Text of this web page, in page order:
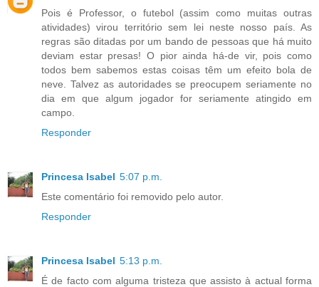
Pois é Professor, o futebol (assim como muitas outras
atividades) virou território sem lei neste nosso país. As
regras são ditadas por um bando de pessoas que há muito
deviam estar presas! O pior ainda há-de vir, pois como
todos bem sabemos estas coisas têm um efeito bola de
neve. Talvez as autoridades se preocupem seriamente no
dia em que algum jogador for seriamente atingido em
campo.
Responder
Princesa Isabel 5:07 p.m.
Este comentário foi removido pelo autor.
Responder
Princesa Isabel 5:13 p.m.
É de facto com alguma tristeza que assisto à actual forma